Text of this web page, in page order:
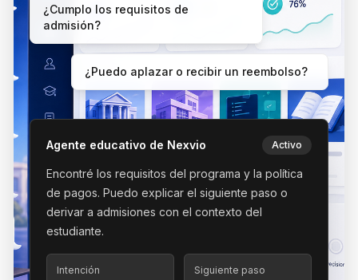
¿Cumplo los requisitos de
admisión?
¿Puedo aplazar o recibir un reembolso?
Agente educativo de Nexvio Activo
Encontré los requisitos del programa y la política
de pagos. Puedo explicar el siguiente paso o
derivar a admisiones con el contexto del
estudiante.
Intención Siguiente paso